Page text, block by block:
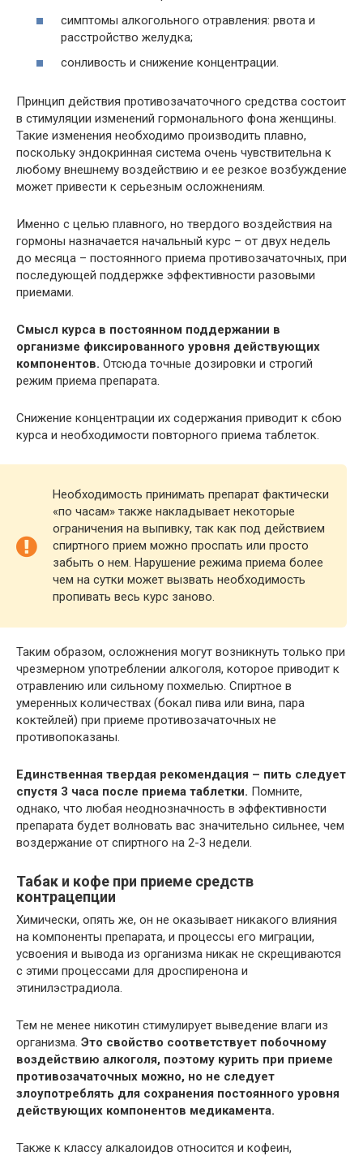
симптомы алкогольного отравления: рвота и
расстройство желудка;
сонливость и снижение концентрации.
Принцип действия противозачаточного средства состоит
в стимуляции изменений гормонального фона женщины.
Такие изменения необходимо производить плавно,
поскольку эндокринная система очень чувствительна к
любому внешнему воздействию и ее резкое возбуждение
может привести к серьезным осложнениям.
Именно с целью плавного, но твердого воздействия на
гормоны назначается начальный курс – от двух недель
до месяца – постоянного приема противозачаточных, при
последующей поддержке эффективности разовыми
приемами.
Смысл курса в постоянном поддержании в
организме фиксированного уровня действующих
компонентов. Отсюда точные дозировки и строгий
режим приема препарата.
Снижение концентрации их содержания приводит к сбою
курса и необходимости повторного приема таблеток.
Необходимость принимать препарат фактически
«по часам» также накладывает некоторые
ограничения на выпивку, так как под действием
спиртного прием можно проспать или просто
забыть о нем. Нарушение режима приема более
чем на сутки может вызвать необходимость
пропивать весь курс заново.
Таким образом, осложнения могут возникнуть только при
чрезмерном употреблении алкоголя, которое приводит к
отравлению или сильному похмелью. Спиртное в
умеренных количествах (бокал пива или вина, пара
коктейлей) при приеме противозачаточных не
противопоказаны.
Единственная твердая рекомендация – пить следует
спустя 3 часа после приема таблетки. Помните,
однако, что любая неоднозначность в эффективности
препарата будет волновать вас значительно сильнее, чем
воздержание от спиртного на 2-3 недели.
Табак и кофе при приеме средств
контрацепции
Химически, опять же, он не оказывает никакого влияния
на компоненты препарата, и процессы его миграции,
усвоения и вывода из организма никак не скрещиваются
с этими процессами для дроспиренона и
этинилэстрадиола.
Тем не менее никотин стимулирует выведение влаги из
организма. Это свойство соответствует побочному
воздействию алкоголя, поэтому курить при приеме
противозачаточных можно, но не следует
злоупотреблять для сохранения постоянного уровня
действующих компонентов медикамента.
Также к классу алкалоидов относится и кофеин,